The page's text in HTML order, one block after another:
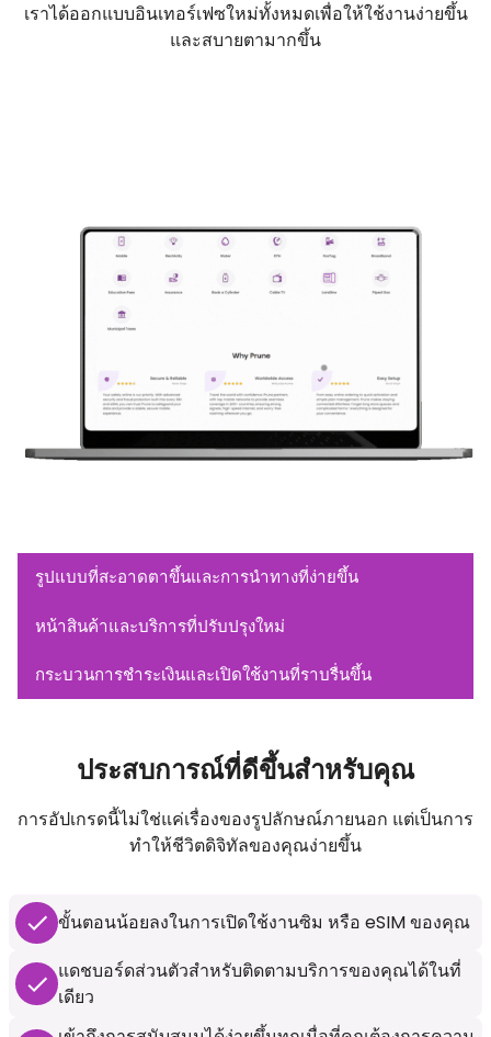
เราได้ออกแบบอินเทอร์เฟซใหม่ทั้งหมดเพื่อให้ใช้งานง่ายขึ้น
และสบายตามากขึ้น
รูปแบบที่สะอาดตาขึ้นและการนำทางที่ง่ายขึ้น
หน้าสินค้าและบริการที่ปรับปรุงใหม่
กระบวนการชำระเงินและเปิดใช้งานที่ราบรื่นขึ้น
ประสบการณ์ที่ดีขึ้นสำหรับคุณ
การอัปเกรดนี้ไม่ใช่แค่เรื่องของรูปลักษณ์ภายนอก แต่เป็นการ
ทำให้ชีวิตดิจิทัลของคุณง่ายขึ้น
ขั้นตอนน้อยลงในการเปิดใช้งานซิม หรือ eSIM ของคุณ
แดชบอร์ดส่วนตัวสำหรับติดตามบริการของคุณได้ในที่
เดียว